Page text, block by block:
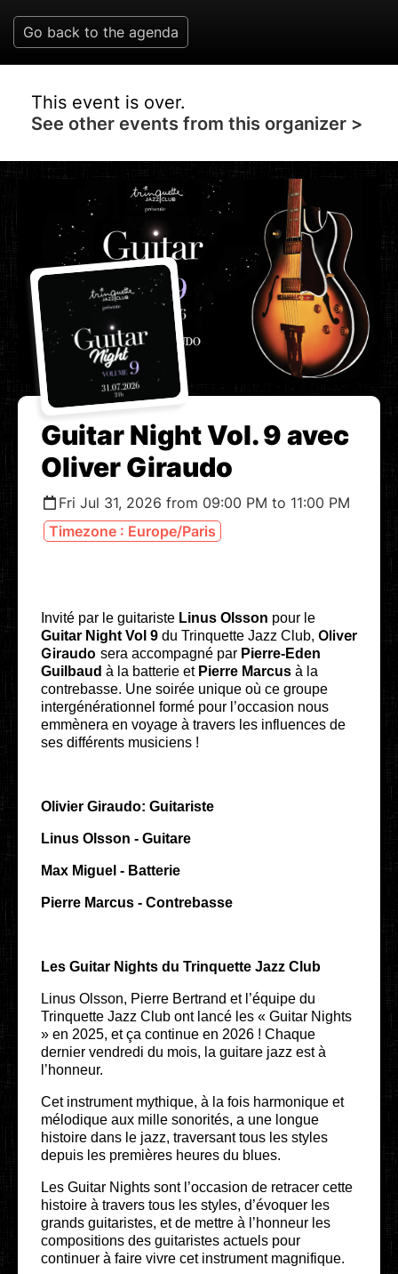
Go back to the agenda
This event is over.
See other events from this organizer >
Guitar Night Vol. 9 avec
Oliver Giraudo
Fri Jul 31, 2026 from 09:00 PM to 11:00 PM
Timezone : Europe/Paris
Invité par le guitariste Linus Olsson pour le
Guitar Night Vol 9 du Trinquette Jazz Club, Oliver
Giraudo sera accompagné par Pierre-Eden
Guilbaud à la batterie et Pierre Marcus à la
contrebasse. Une soirée unique où ce groupe
intergénérationnel formé pour l’occasion nous
emmènera en voyage à travers les influences de
ses différents musiciens !
Olivier Giraudo: Guitariste
Linus Olsson - Guitare
Max Miguel - Batterie
Pierre Marcus - Contrebasse
Les Guitar Nights du Trinquette Jazz Club
Linus Olsson, Pierre Bertrand et l’équipe du
Trinquette Jazz Club ont lancé les « Guitar Nights
» en 2025, et ça continue en 2026 ! Chaque
dernier vendredi du mois, la guitare jazz est à
l’honneur.
Cet instrument mythique, à la fois harmonique et
mélodique aux mille sonorités, a une longue
histoire dans le jazz, traversant tous les styles
depuis les premières heures du blues.
Les Guitar Nights sont l’occasion de retracer cette
histoire à travers tous les styles, d’évoquer les
grands guitaristes, et de mettre à l’honneur les
compositions des guitaristes actuels pour
continuer à faire vivre cet instrument magnifique.